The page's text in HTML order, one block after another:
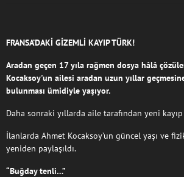
FRANSA’DAKİ GİZEMLİ KAYIP TÜRK!
Aradan geçen 17 yıla rağmen dosya hâlâ
Kocaksoy'un ailesi aradan uzun yıllar
bulunması ümidiyle yaşıyor.
Daha sonraki yıllarda aile tarafından yeni kayıp
İlanlarda Ahmet Kocaksoy’un güncel yaşı ve
yeniden paylaşıldı.
“Buğday tenli…”